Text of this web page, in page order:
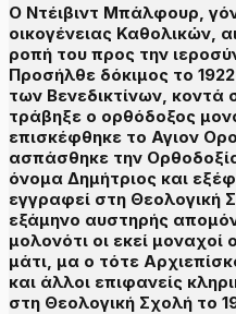
Ο Ντέιβιντ Μπάλφουρ,
οικογένειας Καθολικών,
ροπή του προς την
Προσήλθε δόκιμος το
των Βενεδικτίνων, κοντά
τράβηξε ο ορθόδοξος
επισκέφθηκε το Αγιον
ασπάσθηκε την
όνομα Δημήτριος και
εγγραφεί στη Θεολογική
εξάμηνο αυστηρής
μολονότι οι εκεί
μάτι, μα ο τότε
και άλλοι επιφανείς
στη Θεολογική Σχολή το